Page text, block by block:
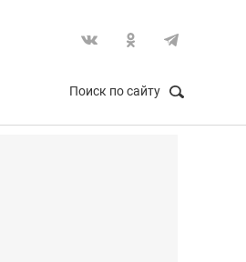
Поиск по сайту